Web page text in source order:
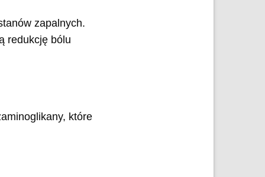
zapalnych.
redukcję bólu
które